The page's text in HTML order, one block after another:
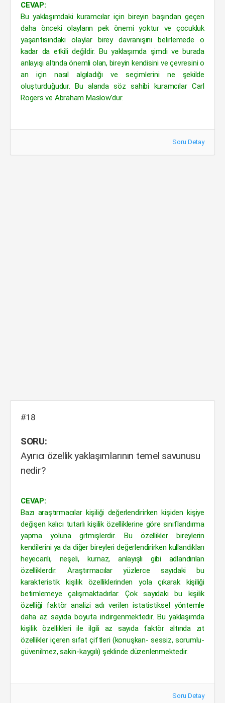
CEVAP:
Bu yaklaşımdaki kuramcılar için bireyin başından geçen
daha önceki olayların pek önemi yoktur ve çocukluk
yaşantısındaki olaylar birey davranışını belirlemede o
kadar da etkili değildir. Bu yaklaşımda şimdi ve burada
anlayışı altında önemli olan, bireyin kendisini ve çevresini o
an için nasıl algıladığı ve seçimlerini ne şekilde
oluşturduğudur. Bu alanda söz sahibi kuramcılar Carl
Rogers ve Abraham Maslow’dur.
Soru Detay
#18
SORU:
Ayırıcı özellik yaklaşımlarının temel savunusu
nedir?
CEVAP:
Bazı araştırmacılar kişiliği değerlendirirken kişiden kişiye
değişen kalıcı tutarlı kişilik özelliklerine göre sınıflandırma
yapma yoluna gitmişlerdir. Bu özellikler bireylerin
kendilerini ya da diğer bireyleri değerlendirirken kullandıkları
heyecanlı, neşeli, kurnaz, anlayışlı gibi adlandırılan
özelliklerdir. Araştırmacılar yüzlerce sayıdaki bu
karakteristik kişilik özelliklerinden yola çıkarak kişiliği
betimlemeye çalışmaktadırlar. Çok sayıdaki bu kişilik
özelliği faktör analizi adı verilen istatistiksel yöntemle
daha az sayıda boyuta indirgenmektedir. Bu yaklaşımda
kişilik özellikleri ile ilgili az sayıda faktör altında zıt
özellikler içeren sıfat çiftleri (konuşkan- sessiz, sorumlu-
güvenilmez, sakin-kaygılı) şeklinde düzenlenmektedir.
Soru Detay